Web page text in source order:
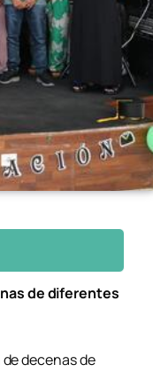
de diferentes
decenas de